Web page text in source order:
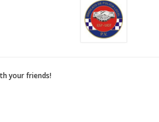
your friends!